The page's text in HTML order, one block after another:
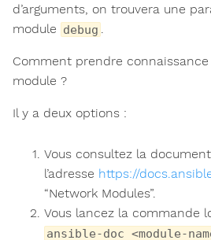
d’arguments, on trouvera une
module debug .
Comment prendre connaissance
module ?
Il y a deux options :
Vous consultez la
l’adresse https://
“Network Modules”.
Vous lancez la commande
ansible-doc <module-